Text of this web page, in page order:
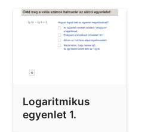
Logaritmikus
egyenlet 1.